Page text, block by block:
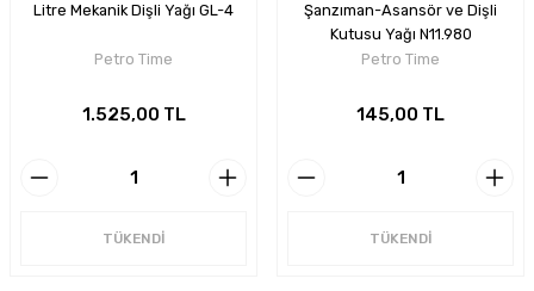
Litre Mekanik Dişli Yağı GL-4
Petro Time
1.525,00 TL
TÜKENDİ
Şanzıman-Asansör ve Dişli
Kutusu Yağı N11.980
Petro Time
145,00 TL
TÜKENDİ